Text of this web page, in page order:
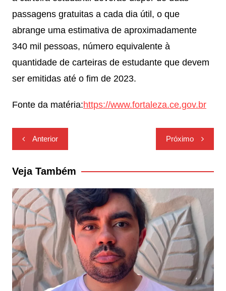
passagens gratuitas a cada dia útil, o que
abrange uma estimativa de aproximadamente
340 mil pessoas, número equivalente à
quantidade de carteiras de estudante que devem
ser emitidas até o fim de 2023.
Fonte da matéria:https://www.fortaleza.ce.gov.br
Navegação
de
Post
Anterior Próximo
Veja Também